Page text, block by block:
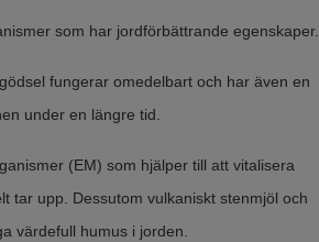
som har jordförbättrande egenskaper.
fungerar omedelbart och har även en
under en längre tid.
(EM) som hjälper till att vitalisera
tar upp. Dessutom vulkaniskt stenmjöl och
värdefull humus i jorden.